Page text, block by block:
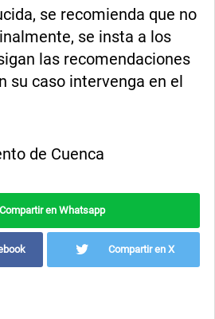
se recomienda que no
se insta a los
las recomendaciones
su caso intervenga en el
de Cuenca
Compartir en Whatsapp
Compartir en X